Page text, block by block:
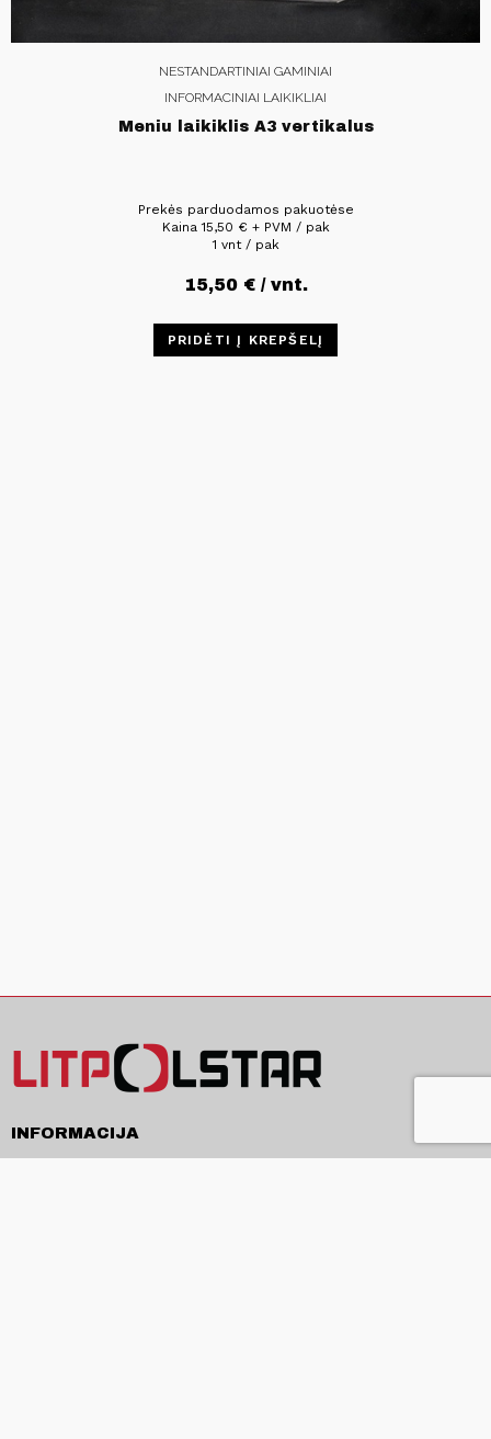
NESTANDARTINIAI GAMINIAI
INFORMACINIAI LAIKIKLIAI
Meniu laikiklis A3 vertikalus
Prekės parduodamos pakuotėse
Kaina15,50 €+ PVM / pak
1 vnt / pak
15,50 €/ vnt.
PRIDĖTI Į KREPŠELĮ
INFORMACIJA